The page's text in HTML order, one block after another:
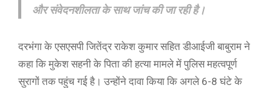
और संवेदनशीलता के साथ जांच की जा रही है।
दरभंगा के एसएसपी जितेंद्र राकेश कुमार सहित डीआईजी बाबुराम ने
कहा कि मुकेश सहनी के पिता की हत्या मामले में पुलिस महत्वपूर्ण
सुरागों तक पहुंच गई है। उन्होंने दावा किया कि अगले 6-8 घंटे के